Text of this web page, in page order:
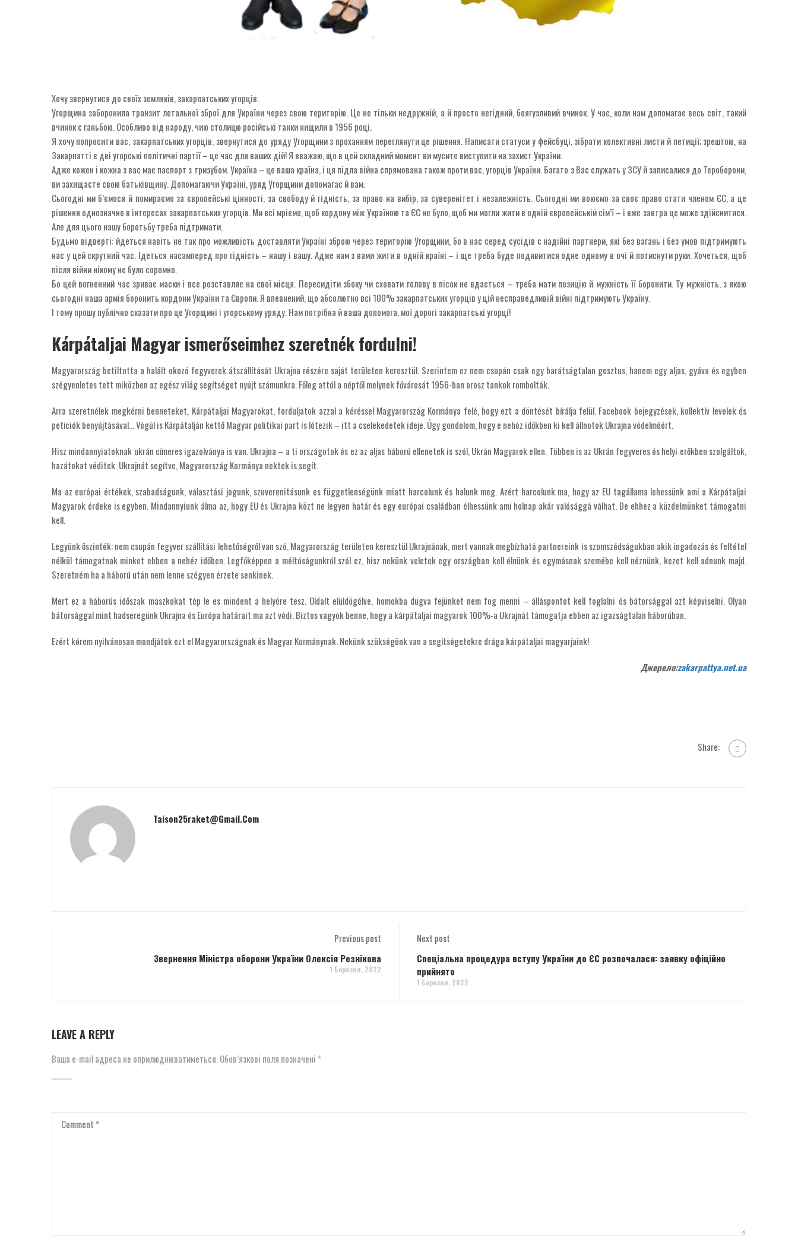
Хочу звернутися до своїх земляків, закарпатських угорців.
Угорщина заборонила транзит летальної зброї для України через свою територію. Це не тільки недружній, а й просто негідний, боягузливий вчинок. У час, коли нам допомагає весь світ, такий
вчинок є ганьбою. Особливо від народу, чию столицю російські танки нищили в 1956 році.
Я хочу попросити вас, закарпатських угорців, звернутися до уряду Угорщини з проханням переглянути це рішення. Написати статуси у фейсбуці, зібрати колективні листи й петиції; зрештою, на
Закарпатті є дві угорські політичні партії – це час для ваших дій! Я вважаю, що в цей складний момент ви мусите виступити на захист України.
Адже кожен і кожна з вас має паспорт з тризубом. Україна – це ваша країна, і ця підла війна спрямована також проти вас, угорців України. Багато з Вас служать у ЗСУ й записалися до Тероборони,
ви захищаєте свою батьківщину. Допомагаючи Україні, уряд Угорщини допомагає й вам.
Сьогодні ми б’ємося й помираємо за європейські цінності, за свободу й гідність, за право на вибір, за суверенітет і незалежність. Сьогодні ми воюємо за своє право стати членом ЄС, а це
рішення однозначно в інтересах закарпатських угорців. Ми всі мріємо, щоб кордону між Україною та ЄС не було, щоб ми могли жити в одній європейській сім’ї – і вже завтра це може здійснитися.
Але для цього нашу боротьбу треба підтримати.
Будьмо відверті: йдеться навіть не так про можливість доставляти Україні зброю через територію Угорщини, бо в нас серед сусідів є надійні партнери, які без вагань і без умов підтримують
нас у цей скрутний час. Ідеться насамперед про гідність – нашу і вашу. Адже нам з вами жити в одній країні – і ще треба буде подивитися одне одному в очі й потиснути руки. Хочеться, щоб
після війни нікому не було соромно.
Бо цей вогненний час зриває маски і все розставляє на свої місця. Пересидіти збоку чи сховати голову в пісок не вдасться – треба мати позицію й мужність її боронити. Ту мужність, з якою
сьогодні наша армія боронить кордони України та Європи. Я впевнений, що абсолютно всі 100% закарпатських угорців у цій несправедливій війні підтримують Україну.
І тому прошу публічно сказати про це Угорщині і угорському уряду. Нам потрібна й ваша допомога, мої дорогі закарпатські угорці!
Kárpátaljai Magyar ismerőseimhez szeretnék fordulni!
Magyarország betiltotta a halált okozó fegyverek átszállítását Ukrajna részére saját területen keresztül. Szerintem ez nem csupán csak egy barátságtalan gesztus, hanem egy aljas, gyáva és egyben
szégyenletes tett miközben az egész világ segítséget nyújt számunkra. Főleg attól a néptől melynek fővárosát 1956-ban orosz tankok rombolták.
Arra szeretnélek megkérni benneteket, Kárpátaljai Magyarokat, forduljatok azzal a kéréssel Magyarország Kormánya felé, hogy ezt a döntését bírálja felül. Facebook bejegyzések, kollektív levelek és
petíciók benyújtásával… Végül is Kárpátalján kettő Magyar politikai part is létezik – itt a cselekedetek ideje. Úgy gondolom, hogy e nehéz időkben ki kell állnotok Ukrajna védelméért.
Hisz mindannyiatoknak ukrán címeres igazolványa is van. Ukrajna – a ti országotok és ez az aljas háború ellenetek is szól, Ukrán Magyarok ellen. Többen is az Ukrán fegyveres és helyi erőkben szolgáltok,
hazátokat véditek. Ukrajnát segítve, Magyarország Kormánya nektek is segít.
Ma az európai értékek, szabadságunk, választási jogunk, szuverenitásunk es függetlenségünk miatt harcolunk és halunk meg. Azért harcolunk ma, hogy az EU tagállama lehessünk ami a Kárpátaljai
Magyarok érdeke is egyben. Mindannyiunk álma az, hogy EU és Ukrajna közt ne legyen határ és egy európai családban élhessünk ami holnap akár valósággá válhat. De ehhez a küzdelmünket támogatni
kell.
Legyünk őszinték: nem csupán fegyver szállítási lehetőségről van szó, Magyarország területen keresztül Ukrajnának, mert vannak megbízható partnereink is szomszédságukban akik ingadozás és feltétel
nélkül támogatnak minket ebben a nehéz időben. Legfőképpen a méltóságunkról szól ez, hisz nekünk veletek egy országban kell élnünk és egymásnak szemébe kell néznünk, kezet kell adnunk majd.
Szeretném ha a háború után nem lenne szégyen érzete senkinek.
Mert ez a háborús időszak maszkokat tép le es mindent a helyére tesz. Oldalt elüldögélve, homokba dugva fejünket nem fog menni – álláspontot kell foglalni és bátorsággal azt képviselni. Olyan
bátorsággal mint hadseregünk Ukrajna és Európa határait ma azt védi. Biztos vagyok benne, hogy a kárpátaljai magyarok 100%-a Ukrajnát támogatja ebben az igazságtalan háborúban.
Ezért kérem nyilvánosan mondjátok ezt el Magyarországnak és Magyar Kormánynak. Nekünk szükségünk van a segítségetekre drága kárpátaljai magyarjaink!
Джерело:zakarpattya.net.ua
Share:
Taison25raket@gmail.com
Previous post
Звернення Міністра оборони України Олексія Резнікова
1 Березня, 2022
Next post
Спеціальна процедура вступу України до ЄС розпочалася: заявку офіційно
прийнято
1 Березня, 2022
LEAVE A REPLY
Ваша e-mail адреса не оприлюднюватиметься. Обов’язкові поля позначені *